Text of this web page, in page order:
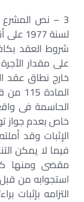
لسنة
شروط العقد
على مقدار
خارج نطاق عقد
الحاسمة فى
خاص بعدم جواز
الإثبات وقد
فيما لا يمكن
مقضى ومنها
استجوابه من
التزامه بإثبات